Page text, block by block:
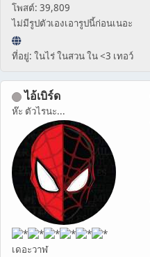
โพสต์: 39,809
ไม่มีรูปตัวเองเอารูปนี้ก่อนเนอะ
ที่อยู่: ในไร่ ในสวน ใน <3 เทอว์
ไอ้เบิร์ด
ห๊ะ ตัวไรนะ...
เดอะวาฬ